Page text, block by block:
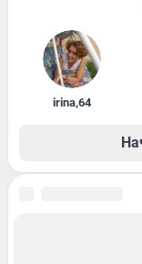
irina,64